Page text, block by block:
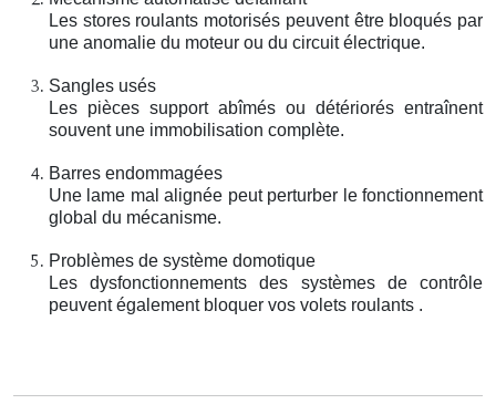
Les stores roulants motorisés peuvent être bloqués par
une anomalie du moteur ou du circuit électrique.
Sangles usés
Les pièces support abîmés ou détériorés entraînent
souvent une immobilisation complète.
Barres endommagées
Une lame mal alignée peut perturber le fonctionnement
global du mécanisme.
Problèmes de système domotique
Les dysfonctionnements des systèmes de contrôle
peuvent également bloquer vos volets roulants .